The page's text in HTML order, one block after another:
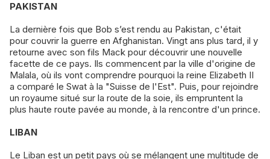
PAKISTAN
La dernière fois que Bob s’est rendu au Pakistan, c'était
pour couvrir la guerre en Afghanistan. Vingt ans plus tard, il y
retourne avec son fils Mack pour découvrir une nouvelle
facette de ce pays. Ils commencent par la ville d'origine de
Malala, où ils vont comprendre pourquoi la reine Elizabeth II
a comparé le Swat à la "Suisse de l'Est". Puis, pour rejoindre
un royaume situé sur la route de la soie, ils empruntent la
plus haute route pavée au monde, à la rencontre d'un prince.
LIBAN
Le Liban est un petit pays où se mélangent une multitude de